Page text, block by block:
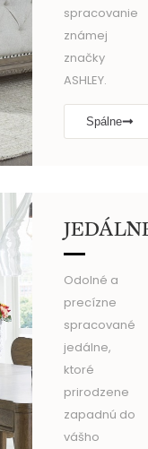
spracovanie
známej
značky
ASHLEY.
Spálne
Odolné a
precízne
spracované
jedálne,
ktoré
prirodzene
zapadnú do
vášho